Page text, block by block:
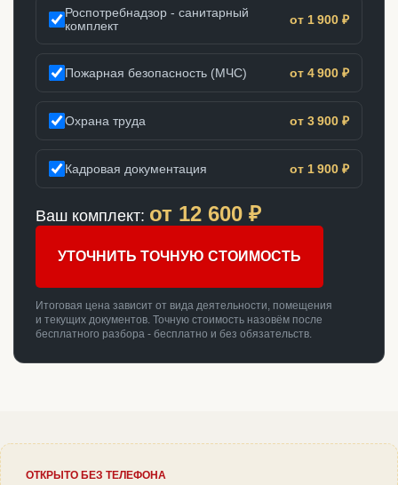
Роспотребнадзор - санитарный
комплект
от 1 900 ₽
Пожарная безопасность (МЧС) от 4 900 ₽
Охрана труда от 3 900 ₽
Кадровая документация от 1 900 ₽
Ваш комплект: от 12 600 ₽
УТОЧНИТЬ ТОЧНУЮ СТОИМОСТЬ
Итоговая цена зависит от вида деятельности, помещения
и текущих документов. Точную стоимость назовём после
бесплатного разбора - бесплатно и без обязательств.
ОТКРЫТО БЕЗ ТЕЛЕФОНА